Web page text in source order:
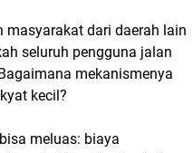
masyarakat dari daerah lain
seluruh pengguna jalan
mekanismenya
kecil?
meluas: biaya